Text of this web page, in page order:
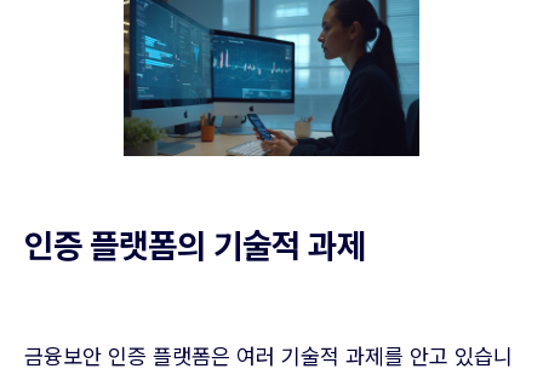
인증 플랫폼의 기술적 과제
금융보안 인증 플랫폼은 여러 기술적 과제를 안고 있습니